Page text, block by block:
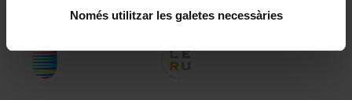
Només utilitzar les galetes necessàries
Founder of the Member of the